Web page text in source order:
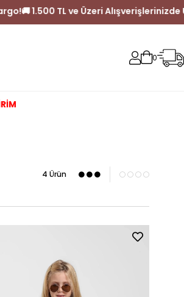
Kargo!🚚 1.500 TL ve Üzeri
0
4 Ürün